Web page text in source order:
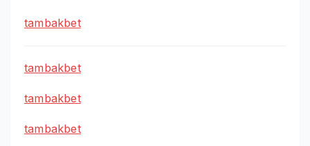
tambakbet
tambakbet
tambakbet
tambakbet